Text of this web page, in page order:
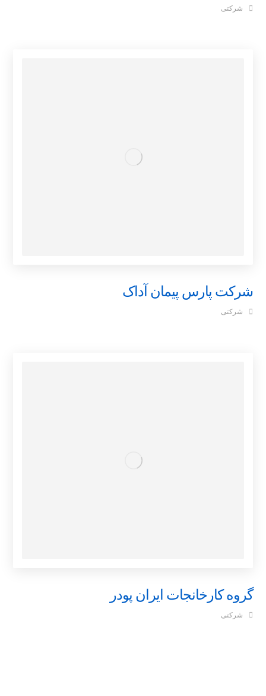
شرکتی
شرکت پارس پیمان آداک
شرکتی
گروه کارخانجات ایران پودر
شرکتی